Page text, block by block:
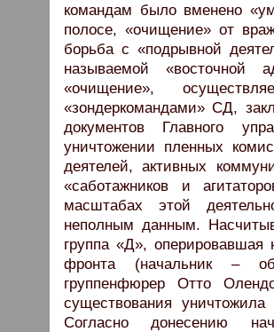
командам было вменено
полосе, «очищение» от
борьба с «подрывной
называемой «восточной
«очищение»,
«зондеркомандами» СД,
документов Главного
уничтожении пленных
деятелей, активных
«саботажников и
масштабах этой
неполным данным.
группа «Д», оперировавшая
фронта (начальник –
группенфюрер Отто
существования
Согласно донесению